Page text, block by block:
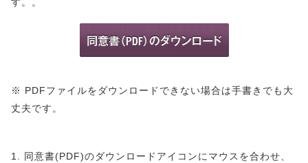
※ PDFファイルをダウンロードできない場合は手書きでも大
丈夫です。
1. 同意書(PDF)のダウンロードアイコンにマウスを合わせ、